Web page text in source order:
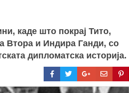
каде што покрај Тито,
Втора и Индира Ганди, со
дипломатска историја.